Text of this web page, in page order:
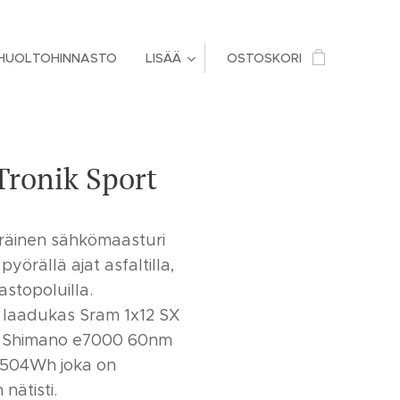
LISÄÄ OSTOSKORI
Sport
sähkömaasturi
ajat asfaltilla,
Sram 1x12 SX
e7000 60nm
joka on
nätisti.